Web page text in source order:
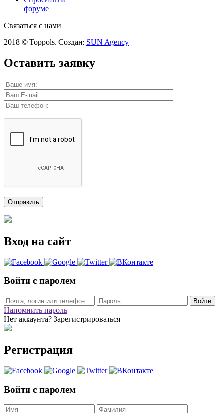
форуме
Связаться с нами
2018 © Toppols. Создан: SUN Agency
Оставить заявку
Вход на сайт
Войти с паролем
Войти
Напомнить пароль
Нет аккаунта? Зарегистрироваться
Регистрация
Войти с паролем